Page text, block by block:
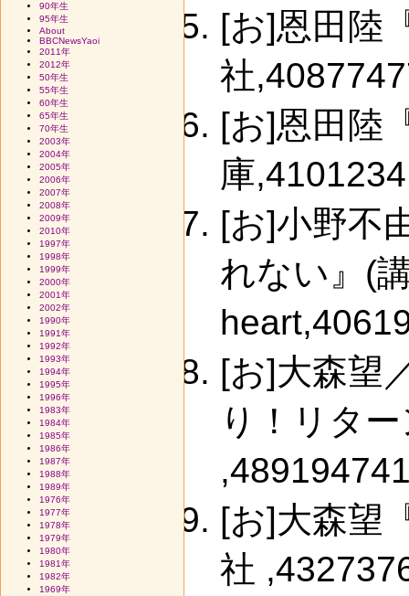
[お]恩田陸
社
[お]恩田陸
庫
[お]小野不
れない』(
[お]大森望
り！リタ
[お]大森望
社
90年生
95年生
About
BBCNewsYaoi
2011年
2012年
50年生
55年生
60年生
65年生
70年生
2003年
2004年
2005年
2006年
2007年
2008年
2009年
2010年
1997年
1998年
1999年
2000年
2001年
2002年
1990年
1991年
1992年
1993年
1994年
1995年
1996年
1983年
1984年
1985年
1986年
1987年
1988年
1989年
1976年
1977年
1978年
1979年
1980年
1981年
1982年
1969年